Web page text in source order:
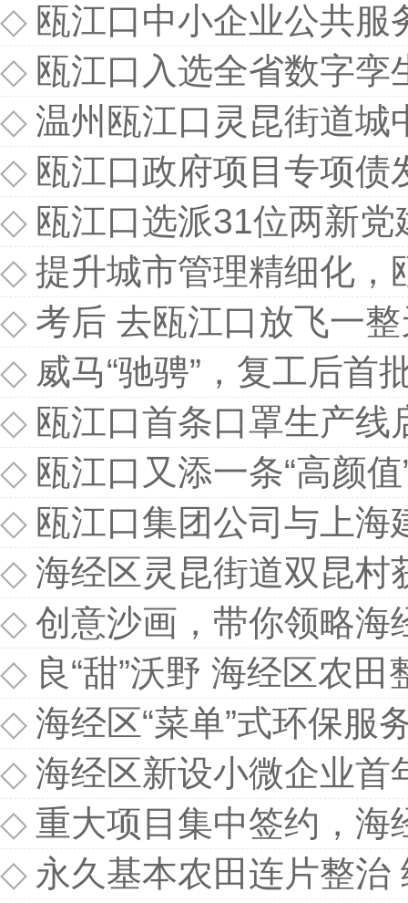
◇ 瓯江口中小企业公共服
◇ 瓯江口入选全省数字孪
◇ 温州瓯江口灵昆街道城
◇ 瓯江口政府项目专项债
◇ 瓯江口选派31位两新党
◇ 提升城市管理精细化，
◇ 考后 去瓯江口放飞一
◇ 威马“驰骋”，复工后首
◇ 瓯江口首条口罩生产线
◇ 瓯江口又添一条“高颜
◇ 瓯江口集团公司与上海
◇ 海经区灵昆街道双昆村获评
◇ 创意沙画，带你领略海
◇ 良“甜”沃野 海经区农
◇ 海经区“菜单”式环保服
◇ 海经区新设小微企业首
◇ 重大项目集中签约，海
◇ 永久基本农田连片整治